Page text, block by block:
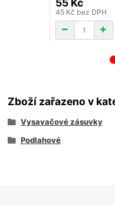
45 Kč bez DPH
Zboží zařazeno v
Vysavačové zásuvky
Podlahové